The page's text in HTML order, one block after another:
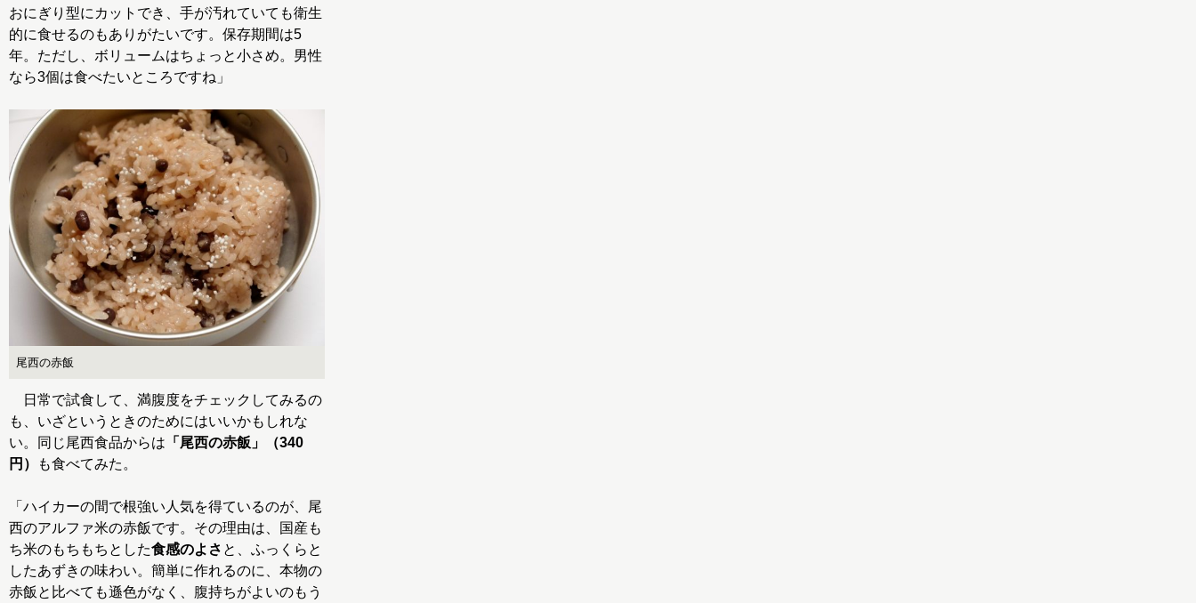
おにぎり型にカットでき、手が汚れていても衛生
的に食せるのもありがたいです。保存期間は5
年。ただし、ボリュームはちょっと小さめ。男性
なら3個は食べたいところですね」
尾西の赤飯
日常で試食して、満腹度をチェックしてみるの
も、いざというときのためにはいいかもしれな
い。同じ尾西食品からは 「尾西の赤飯」（340
円）
も食べてみた。
「ハイカーの間で根強い人気を得ているのが、尾
西のアルファ米の赤飯です。その理由は、国産も
ち米のもちもちとした食感のよさ と、ふっくらと
したあずきの味わい。簡単に作れるのに、本物の
赤飯と比べても遜色がなく、腹持ちがよいのもう